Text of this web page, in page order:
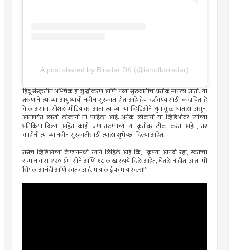
A post shared by Biradar DK (@iamdkbiradar)
हिंदू संस्कृतीत अभिषेक हा शुद्धीकरण आणि नव्या सुरुवातीचा प्रतीक मानला जातो. या
तरुणाने त्याच्या आयुष्याची नवीन सुरूवात होत आहे हेच दर्शवण्यासाठी कदाचित हे
केलं असावं. सोशल मीडियावर आता त्याच्या या व्हिडिओने धुमाकूळ घातला असून,
आतापर्यंत लाखो लोकांनी तो पाहिला आहे. अनेक लोकांनी या व्हिडिओवर त्यांच्या
प्रतिक्रिया दिल्या आहेत. काही जण तरुणाच्या या कृतीवर टीका करत आहेत, तर
काहीनीं त्याच्या नवीन सुरूवातीसाठी त्याला शुभेच्छा दिल्या आहेत.
तसेच व्हिडिओच्या कॅप्शनमध्ये त्याने लिहिले आहे कि, “कृपया आनंदी रहा, स्वतःचा
सन्मान करा. १२० ग्रॅम सोने आणि १८ लाख रुपये दिले आहेत, घेतले नाहीत. आता मी
सिंगल, आनंदी आणि स्वतंत्र आहे. माय लाईफ माय रुल्स!”